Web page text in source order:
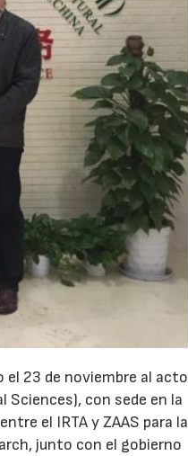
23 de noviembre al acto
Sciences), con sede en la
el IRTA y ZAAS para la
junto con el gobierno